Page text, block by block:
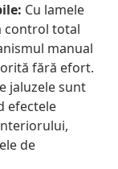
Cu lamele
control total
manual
fără efort.
jaluzele sunt
efectele
de